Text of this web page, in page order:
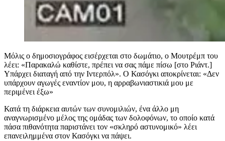
Μόλις ο δημοσιογράφος εισέρχεται στο δωμάτιο, ο Μουτρέμπ του
λέει: «Παρακαλώ καθίστε, πρέπει να σας πάμε πίσω [στο Ριάντ.]
Υπάρχει διαταγή από την Ιντερπόλ». Ο Κασόγκι αποκρίνεται: «Δεν
υπάρχουν αγωγές εναντίον μου, η αρραβωνιαστικιά μου με
περιμένει έξω»
Κατά τη διάρκεια αυτών των συνομιλιών, ένα άλλο μη
αναγνωρισμένο μέλος της ομάδας των δολοφόνων, το οποίο κατά
πάσα πιθανότητα παριστάνει τον «σκληρό αστυνομικό» λέει
επανειλημμένα στον Κασόγκι να πάψει.